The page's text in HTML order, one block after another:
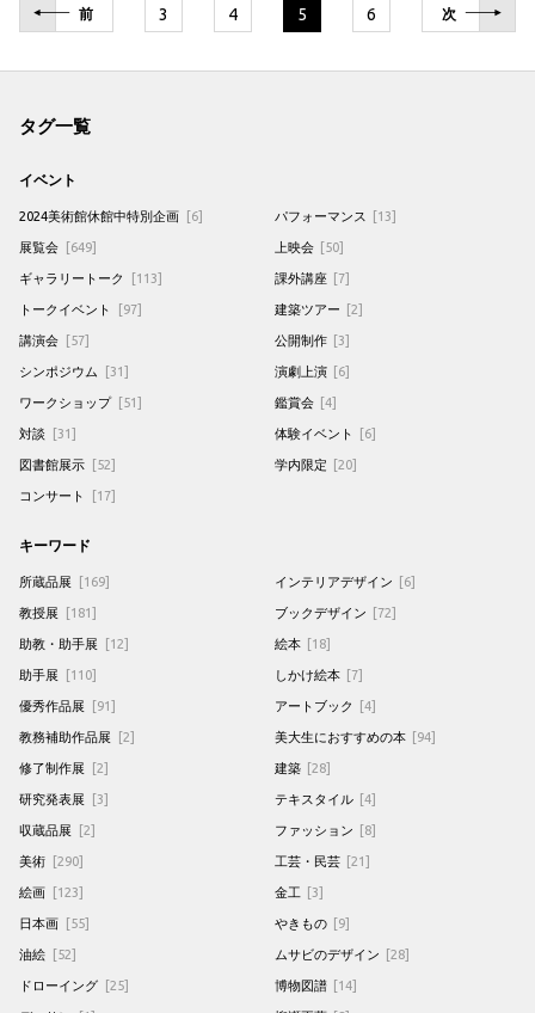
前 3 4 5 6 次
タグ一覧
イベント
2024美術館休館中特別企画 [6]
展覧会 [649]
ギャラリートーク [113]
トークイベント [97]
講演会 [57]
シンポジウム [31]
ワークショップ [51]
対談 [31]
図書館展示 [52]
コンサート [17]
パフォーマンス [13]
上映会 [50]
課外講座 [7]
建築ツアー [2]
公開制作 [3]
演劇上演 [6]
鑑賞会 [4]
体験イベント [6]
学内限定 [20]
キーワード
所蔵品展 [169]
教授展 [181]
助教・助手展 [12]
助手展 [110]
優秀作品展 [91]
教務補助作品展 [2]
修了制作展 [2]
研究発表展 [3]
収蔵品展 [2]
美術 [290]
絵画 [123]
日本画 [55]
油絵 [52]
ドローイング [25]
インテリアデザイン [6]
ブックデザイン [72]
絵本 [18]
しかけ絵本 [7]
アートブック [4]
美大生におすすめの本 [94]
建築 [28]
テキスタイル [4]
ファッション [8]
工芸・民芸 [21]
金工 [3]
やきもの [9]
ムサビのデザイン [28]
博物図譜 [14]